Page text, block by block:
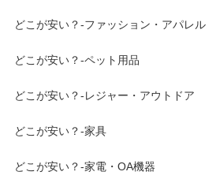
どこが安い？-ファッション・アパレル
どこが安い？-ペット用品
どこが安い？-レジャー・アウトドア
どこが安い？-家具
どこが安い？-家電・OA機器